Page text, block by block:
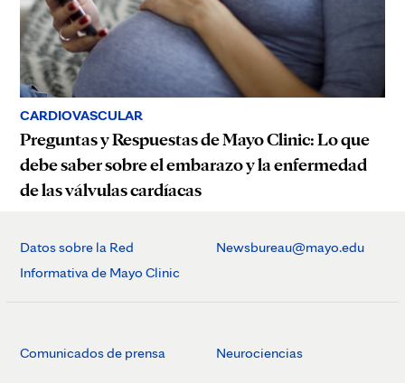
CARDIOVASCULAR
Preguntas y Respuestas de Mayo Clinic: Lo que
debe saber sobre el embarazo y la enfermedad
de las válvulas cardíacas
Datos sobre la Red
Informativa de Mayo Clinic
Newsbureau@mayo.edu
Comunicados de prensa Neurociencias